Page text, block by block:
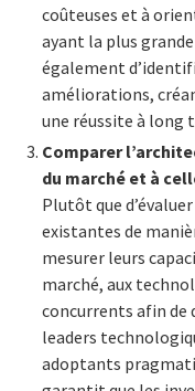
coûteuses et à
ayant la plus
également
améliorations,
une réussite à long
Comparer
du marché et à
Plutôt que
existantes de
mesurer leurs
marché, aux
concurrents afin de
leaders
adoptants